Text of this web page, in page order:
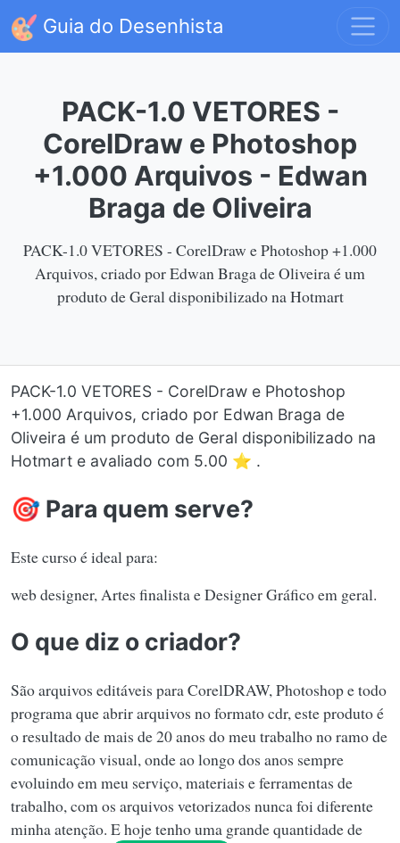
Guia do Desenhista
PACK-1.0 VETORES -
CorelDraw e Photoshop
+1.000 Arquivos - Edwan
Braga de Oliveira
PACK-1.0 VETORES - CorelDraw e Photoshop +1.000
Arquivos, criado por Edwan Braga de Oliveira é um
produto de Geral disponibilizado na Hotmart
PACK-1.0 VETORES - CorelDraw e Photoshop
+1.000 Arquivos, criado por Edwan Braga de
Oliveira é um produto de Geral disponibilizado na
Hotmart e avaliado com 5.00 ⭐ .
🎯 Para quem serve?
Este curso é ideal para:
web designer, Artes finalista e Designer Gráfico em geral.
O que diz o criador?
São arquivos editáveis para CorelDRAW, Photoshop e todo
programa que abrir arquivos no formato cdr, este produto é
o resultado de mais de 20 anos do meu trabalho no ramo de
comunicação visual, onde ao longo dos anos sempre
evoluindo em meu serviço, materiais e ferramentas de
trabalho, com os arquivos vetorizados nunca foi diferente
minha atenção. E hoje tenho uma grande quantidade de